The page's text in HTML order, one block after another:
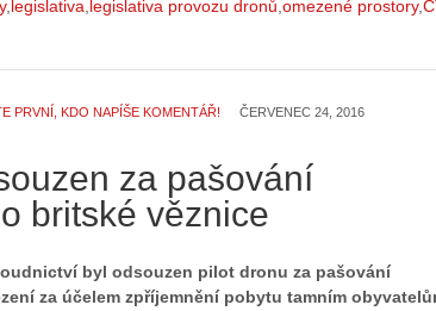
legislativa legislativa provozu dronů omezené prostory
PRVNÍ, KDO NAPÍŠE KOMENTÁŘ! ČERVENEC 24, 2016
za pašování
britské věznice
byl odsouzen pilot dronu za pašování
za účelem zpříjemnění pobytu tamním